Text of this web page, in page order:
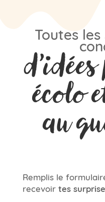
Toutes
écolo
au
Remplis le
recevoir tes